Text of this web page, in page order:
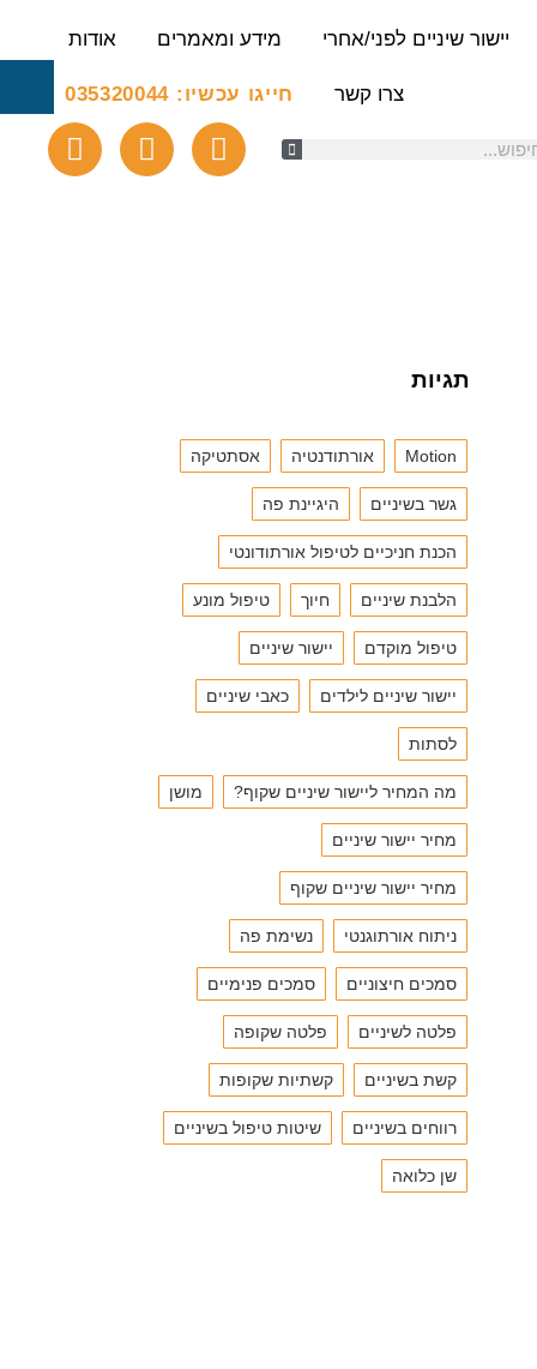
יישור שיניים לפני/אחרי מידע ומאמרים אודות
צרו קשר חייגו עכשיו: 035320044
תגיות
Motion אורתודנטיה אסתטיקה
גשר בשיניים היגיינת פה
הכנת חניכיים לטיפול אורתודונטי
הלבנת שיניים חיוך טיפול מונע
טיפול מוקדם יישור שיניים
יישור שיניים לילדים כאבי שיניים
לסתות
מה המחיר ליישור שיניים שקוף? מושן
מחיר יישור שיניים
מחיר יישור שיניים שקוף
ניתוח אורתוגנטי נשימת פה
סמכים חיצוניים סמכים פנימיים
פלטה לשיניים פלטה שקופה
קשת בשיניים קשתיות שקופות
רווחים בשיניים שיטות טיפול בשיניים
שן כלואה